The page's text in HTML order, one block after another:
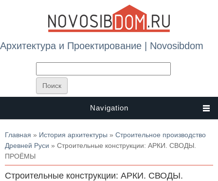
Архитектура и Проектирование | Novosibdom
Navigation
Вы здесь
Главная » История архитектуры » Строительное производство
Древней Руси » Строительные конструкции: АРКИ. СВОДЫ.
ПРОЁМЫ
Строительные конструкции: АРКИ. СВОДЫ.